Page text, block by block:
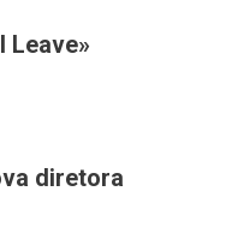
Leave»
diretora